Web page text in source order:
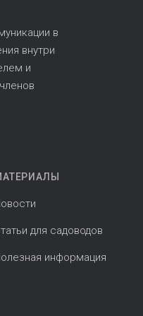
в
внутри
и
для садоводов
информация